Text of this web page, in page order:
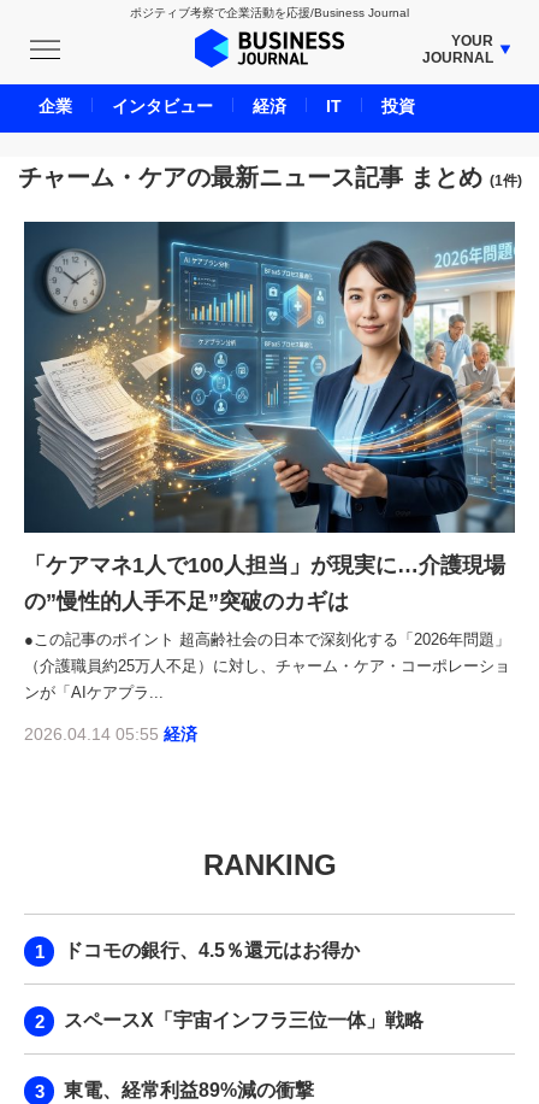
ポジティブ考察で企業活動を応援/Business Journal
YOUR
JOURNAL
BUSINESS JOURNAL
UNICORN JOURNAL
CARBON CREDITS JOURNAL
ENERGY MANAGEMENT JOURNAL
INBOUND JOURNAL
LIFE ENDING JOURNAL
AI JOURNAL
REAL ESTATE BROKERAGE JOURNAL
SMART MARKETING JOURNAL
BPaaS JOURNAL
ADOPTABLE DOG JOURNAL
チャーム・ケアの最新ニュース記事 まとめ (1件)
「ケアマネ1人で100人担当」が現実に…介護現場
の”慢性的人手不足”突破のカギは
●この記事のポイント 超高齢社会の日本で深刻化する「2026年問題」
（介護職員約25万人不足）に対し、チャーム・ケア・コーポレーショ
ンが「AIケアプラ...
2026.04.14 05:55 経済
RANKING
ドコモの銀行、4.5％還元はお得か
スペースX「宇宙インフラ三位一体」戦略
東電、経常利益89%減の衝撃
企業 インタビュー 経済 IT 投資